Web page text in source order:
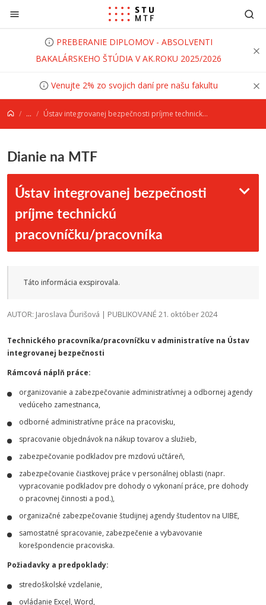
Prejsť na obsah
PREBERANIE DIPLOMOV - ABSOLVENTI
BAKALÁRSKEHO ŠTÚDIA V AK.ROKU 2025/2026
Venujte 2% zo svojich daní pre našu fakultu
... Ústav integrovanej bezpečnosti príjme technickú pracovníčku/pracovníka
Dianie na MTF
Ústav integrovanej bezpečnosti
príjme technickú
pracovníčku/pracovníka
Táto informácia exspirovala.
AUTOR: Jaroslava Ďurišová | PUBLIKOVANÉ 21. október 2024
Technického pracovníka/pracovníčku v administratíve na Ústav
integrovanej bezpečnosti
Rámcová náplň práce:
organizovanie a zabezpečovanie administratívnej a odbornej agendy
vedúceho zamestnanca,
odborné administratívne práce na pracovisku,
spracovanie objednávok na nákup tovarov a služieb,
zabezpečovanie podkladov pre mzdovú učtáreň,
zabezpečovanie čiastkovej práce v personálnej oblasti (napr.
vypracovanie podkladov pre dohody o vykonaní práce, pre dohody
o pracovnej činnosti a pod.),
organizačné zabezpečovanie študijnej agendy študentov na UIBE,
samostatné spracovanie, zabezpečenie a vybavovanie
korešpondencie pracoviska.
Požiadavky a predpoklady:
stredoškolské vzdelanie,
ovládanie Excel, Word,